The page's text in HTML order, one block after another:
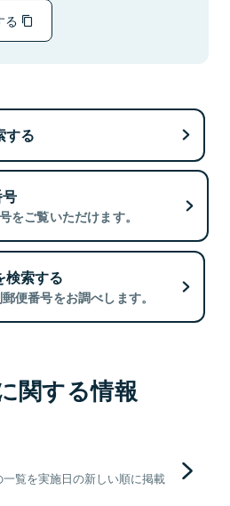
る
する
をご覧いただけます。
検索する
便番号をお調べします。
関する情報
覧を実施日の新しい順に掲載